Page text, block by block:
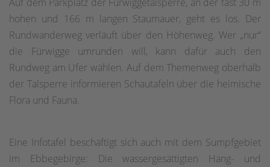
hohen und 166 m langen Staumauer, geht es los. Der
Rundwanderweg verläuft über den Höhenweg. Wer „nur“
die Fürwigge umrunden will, kann dafür auch den
Rundweg am Ufer wählen. Auf dem Themenweg oberhalb
der Talsperre informieren Schautafeln über die heimische
Flora und Fauna.
Eine Infotafel beschäftigt sich auch mit dem Sumpfgebiet
im Ebbegebirge: Die wassergesättigten Hang- und